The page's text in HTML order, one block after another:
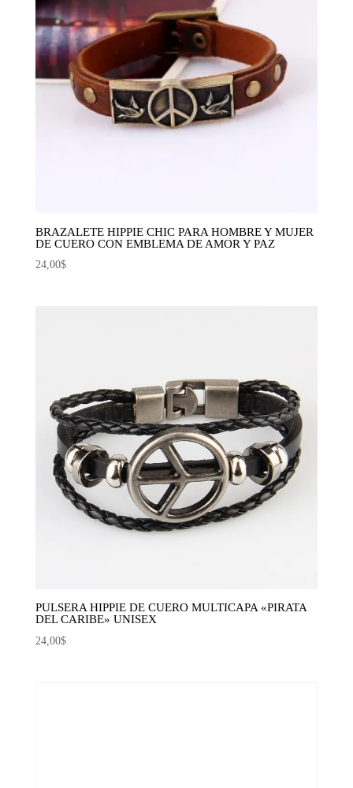
BRAZALETE HIPPIE CHIC PARA HOMBRE Y MUJER
DE CUERO CON EMBLEMA DE AMOR Y PAZ
24,00$
PULSERA HIPPIE DE CUERO MULTICAPA «PIRATA
DEL CARIBE» UNISEX
24,00$